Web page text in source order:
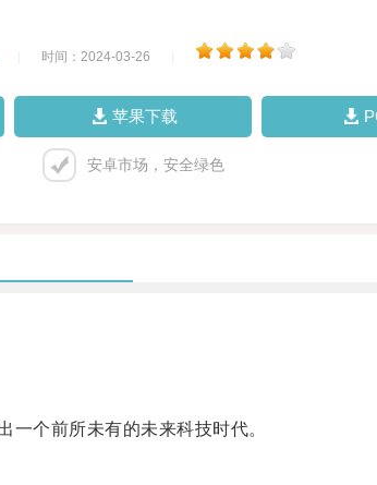
时间：2024-03-26
苹果下载
安卓市场，安全绿色
个前所未有的未来科技时代。